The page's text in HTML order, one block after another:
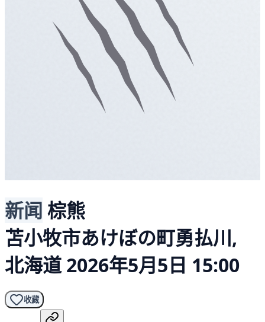
新闻 棕熊
苫小牧市あけぼの町勇払川,
北海道 2026年5月5日 15:00
收藏